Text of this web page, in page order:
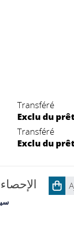
Transféré
Exclu du
Transféré
Exclu du